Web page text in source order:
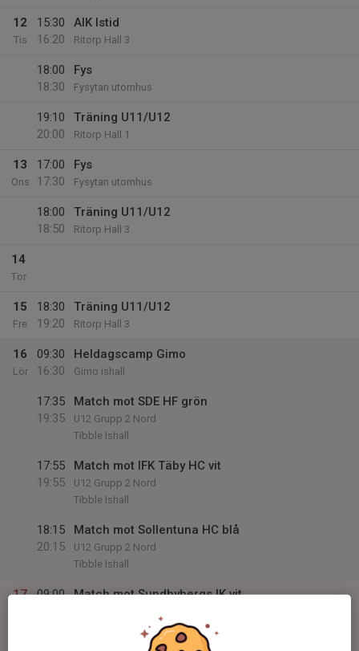
12
Tis
15:30
16:20
AIK Istid
Ritorp Hall 3
18:00
18:30
Fys
Fysytan utomhus
19:10
20:00
Träning U11/U12
Ritorp Hall 1
13
Ons
17:00
17:30
Fys
Fysytan utomhus
18:00
18:50
Träning U11/U12
Ritorp Hall 3
14
Tor
15
Fre
18:30
19:20
Träning U11/U12
Ritorp Hall 3
16
Lör
09:30
16:30
Heldagscamp Gimo
Gimo ishall
17:35
19:35
Match mot SDE HF grön
U12 Grupp 2 Nord
Tibble Ishall
17:55
19:55
Match mot IFK Täby HC vit
U12 Grupp 2 Nord
Tibble Ishall
18:15
20:15
Match mot Sollentuna HC blå
U12 Grupp 2 Nord
Tibble Ishall
17
09:00
Match mot Sundbybergs IK vit